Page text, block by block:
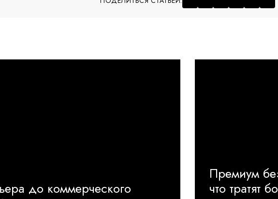
до коммерческого
Премиум
что тратят